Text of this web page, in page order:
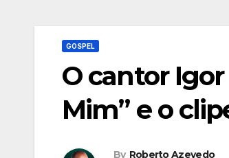
GOSPEL
O cantor
Mim” e o
By Roberto Azevedo